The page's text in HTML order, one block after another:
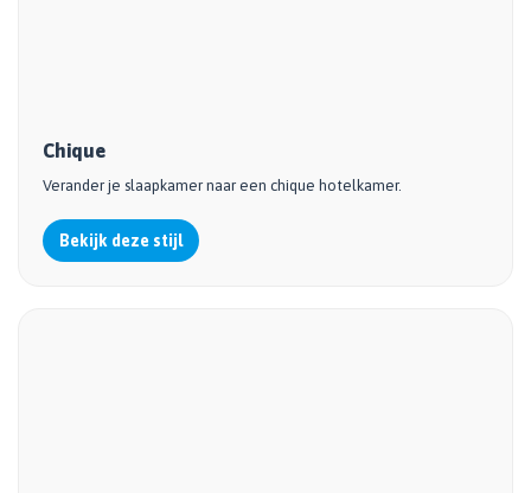
Chique
Verander je slaapkamer naar een chique hotelkamer.
Bekijk deze stijl